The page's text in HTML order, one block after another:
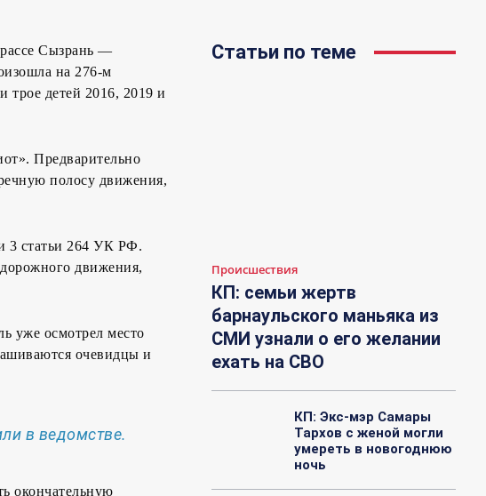
Сызрань —
на 276-м
трое детей 2016, 2019 и
Предварительно
полосу движения,
3 статьи 264 УК РФ.
дорожного движения,
уже осмотрел место
очевидцы и
в ведомстве.
окончательную
Статьи по теме
Происшествия
КП: семьи жертв
барнаульского маньяка из
СМИ узнали о его желании
ехать на СВО
КП: Экс-мэр Самары
Тархов с женой могли
умереть в новогоднюю
ночь